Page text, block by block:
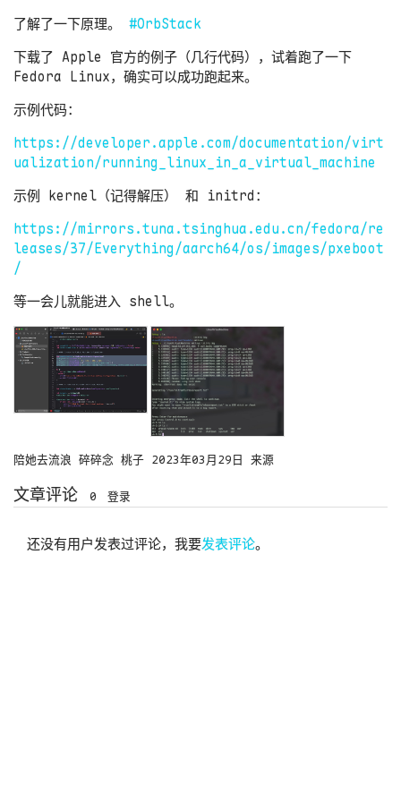
了解了一下原理。 #OrbStack
下载了 Apple 官方的例子（几行代码），试着跑了一下
Fedora Linux，确实可以成功跑起来。
示例代码：
https://developer.apple.com/documentation/virt
ualization/running_linux_in_a_virtual_machine
示例 kernel（记得解压） 和 initrd：
https://mirrors.tuna.tsinghua.edu.cn/fedora/re
leases/37/Everything/aarch64/os/images/pxeboot
/
等一会儿就能进入 shell。
陪她去流浪 碎碎念 桃子 2023年03月29日 来源
文章评论 0 登录
还没有用户发表过评论，我要发表评论。